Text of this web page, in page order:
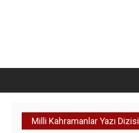
Milli Kahramanlar Yazı Dizisi